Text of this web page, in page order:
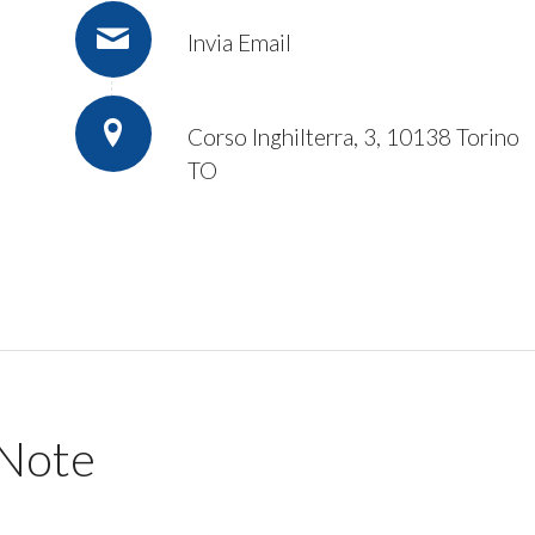
Invia Email
Corso Inghilterra, 3, 10138 Torino
TO